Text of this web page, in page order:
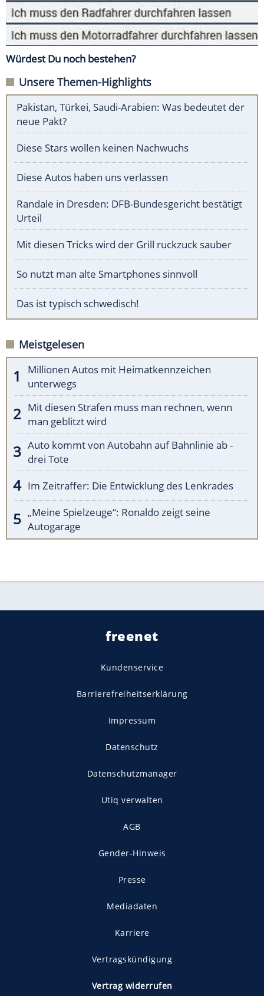
Würdest Du noch bestehen?
Unsere Themen-Highlights
Pakistan, Türkei, Saudi-Arabien: Was bedeutet der
neue Pakt?
Diese Stars wollen keinen Nachwuchs
Diese Autos haben uns verlassen
Randale in Dresden: DFB-Bundesgericht bestätigt
Urteil
Mit diesen Tricks wird der Grill ruckzuck sauber
So nutzt man alte Smartphones sinnvoll
Das ist typisch schwedisch!
Meistgelesen
Millionen Autos mit Heimatkennzeichen
unterwegs
Mit diesen Strafen muss man rechnen, wenn
man geblitzt wird
Auto kommt von Autobahn auf Bahnlinie ab -
drei Tote
Im Zeitraffer: Die Entwicklung des Lenkrades
„Meine Spielzeuge“: Ronaldo zeigt seine
Autogarage
freenet
Kundenservice
Barrierefreiheitserklärung
Impressum
Datenschutz
Datenschutzmanager
Utiq verwalten
AGB
Gender-Hinweis
Presse
Mediadaten
Karriere
Vertragskündigung
Vertrag widerrufen